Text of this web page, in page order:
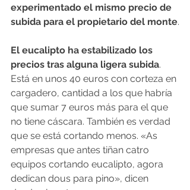
experimentado el mismo precio de
subida para el propietario del monte.
El eucalipto ha estabilizado los
precios tras alguna ligera subida.
Está en unos 40 euros con corteza en
cargadero, cantidad a los que habría
que sumar 7 euros más para el que
no tiene cáscara. También es verdad
que se está cortando menos. «As
empresas que antes tiñan catro
equipos cortando eucalipto, agora
dedican dous para pino», dicen